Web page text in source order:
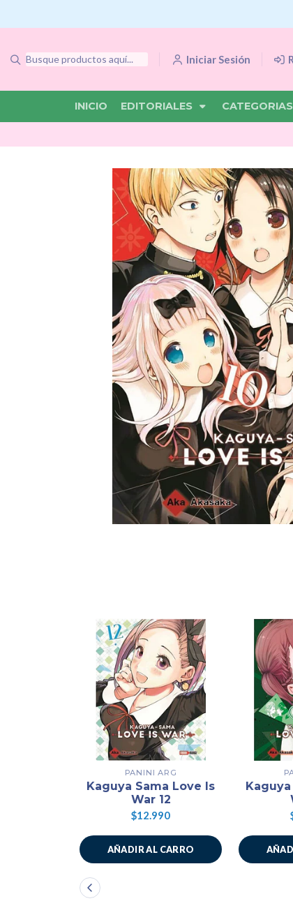
Iniciar Sesión
INICIO EDITORIALES CATEGORIAS
PANINI ARG
Kaguya Sama Love Is
War 12
$12.990
AÑADIR AL CARRO